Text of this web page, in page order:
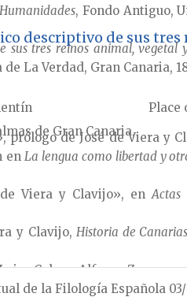
, Fondo Antiguo,
sus tres reinos animal, vegetal
La Verdad, Gran Canaria,
prólogo de José de Viera y
enLa lengua como libertad y
Viera y Clavijo», enActas
y Clavijo,Historia de Canarias
Calero, Alfonso
Publikationen, Münster, I,
descriptivo de sus
Place
de Gran Canaria,
de la Filología Española